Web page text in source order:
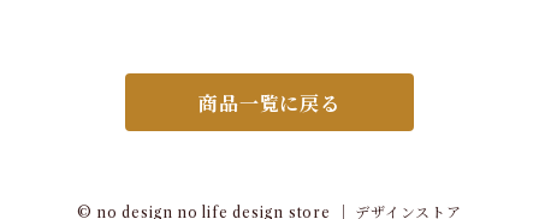
商品一覧に戻る
© no design no life design store ｜ デザインストア